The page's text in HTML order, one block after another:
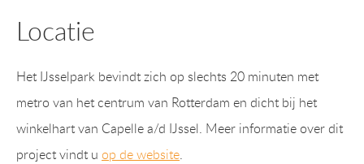
Locatie
Het IJsselpark bevindt zich op slechts 20 minuten met
metro van het centrum van Rotterdam en dicht bij het
winkelhart van Capelle a/d IJssel. Meer informatie over dit
project vindt u op de website.